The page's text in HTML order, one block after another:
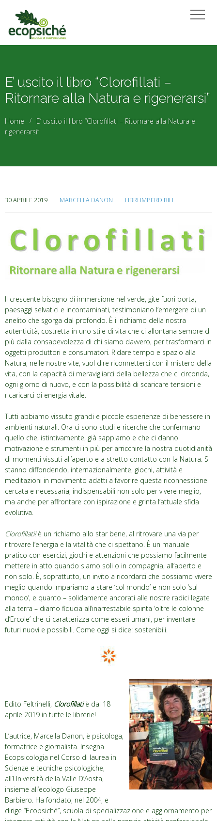
E’ uscito il libro “Clorofillati –
Ritornare alla Natura e rigenerarsi”
Home
E’ uscito il libro “Clorofillati – Ritornare alla Natura e
rigenerarsi”
30 APRILE 2019 MARCELLA DANON LIBRI IMPERDIBILI
Il crescente bisogno di immersione nel verde, gite fuori porta,
paesaggi selvatici e incontaminati, testimoniano l’emergere di un
anelito che sgorga dal profondo. È il richiamo della nostra
autenticità, costretta in uno stile di vita che ci allontana sempre di
più dalla consapevolezza di chi siamo davvero, per trasformarci in
oggetti produttori e consumatori. Ridare tempo e spazio alla
Natura, nelle nostre vite, vuol dire riconnetterci con il mistero della
vita, con la capacità di meravigliarci della bellezza che ci circonda,
ogni giorno di nuovo, e con la possibilità di scaricare tensioni e
ricaricarci di energia vitale.
Tutti abbiamo vissuto grandi e piccole esperienze di benessere in
ambienti naturali. Ora ci sono studi e ricerche che confermano
quello che, istintivamente, già sappiamo e che ci danno
motivazione e strumenti in più per arricchire la nostra quotidianità
di momenti vissuti all’aperto e a stretto contatto con la Natura. Si
stanno diffondendo, internazionalmente, giochi, attività e
meditazioni in movimento adatti a favorire questa riconnessione
cercata e necessaria, indispensabili non solo per vivere meglio,
ma anche per affrontare con ispirazione e grinta l’attuale sfida
evolutiva.
Clorofillati!è un richiamo allo star bene, al ritrovare una via per
ritrovare l’energia e la vitalità che ci spettano. È un manuale
pratico con esercizi, giochi e attenzioni che possiamo facilmente
mettere in atto quando siamo soli o in compagnia, all’aperto e
non solo. È, soprattutto, un invito a ricordarci che possiamo vivere
meglio quando impariamo a stare ‘col mondo’ e non solo ‘sul
mondo’, e quanto – solidamente ancorati alle nostre radici legate
alla terra – diamo fiducia all’inarrestabile spinta ‘oltre le colonne
d’Ercole’ che ci caratterizza come esseri umani, per inventare
futuri nuovi e possibili. Come oggi si dice: sostenibili.
Edito Feltrinelli, Clorofillati è dal 18
aprile 2019 in tutte le librerie!
L’autrice, Marcella Danon, è psicologa,
formatrice e giornalista. Insegna
Ecopsicologia nel Corso di laurea in
Scienze e tecniche psicologiche,
all’Università della Valle D’Aosta,
insieme all’ecologo Giuseppe
Barbiero. Ha fondato, nel 2004, e
dirige “Ecopsiché”, scuola di specializzazione e aggiornamento per